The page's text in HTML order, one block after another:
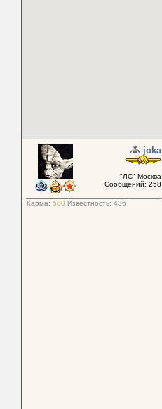
joka
"ЛС" Москва
Сообщений: 258
Карма: 580 Известность: 436